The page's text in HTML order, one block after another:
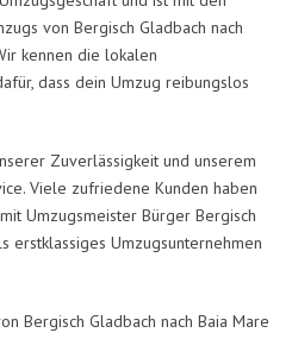
von Bergisch Gladbach nach
kennen die lokalen
dass dein Umzug reibungslos
Zuverlässigkeit und unserem
Viele zufriedene Kunden haben
Umzugsmeister Bürger Bergisch
erstklassiges Umzugsunternehmen
Bergisch Gladbach nach Baia Mare